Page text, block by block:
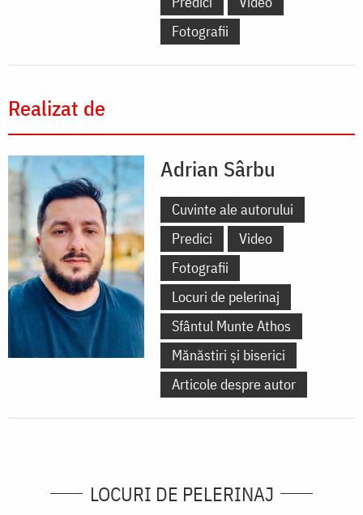
Fotografii
Realizat de
Adrian Sârbu
Cuvinte ale autorului
Predici
Video
Fotografii
Locuri de pelerinaj
Sfântul Munte Athos
Mănăstiri și biserici
Articole despre autor
LOCURI DE PELERINAJ